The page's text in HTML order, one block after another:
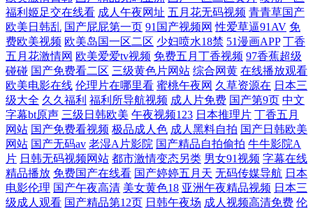
福利姬足交在线看 成人午夜网址 五月花无码视频 青青草国产
欧美日韩乱 国产屁屁第一页 91国产视频网 性爱草逼91AV 免
费欧美视频 欧美岛国一区二区 少妇喷水18禁 51漫画APP 丁香
五月花激情网 欧美爱爱tv视频 免费五月丁香视频 97香蕉超级
碰碰 国产免费看二区 三级黄色片网站 综合网黄 在线播放观看
欧美电影在线 伦理片在哪里看 蜜桃午夜网 久草资源在 日本三
级大全 久久福利 福利所导航视频 成人片免费 国产第9页 中文
字幕bt原声 三级日韩欧美 午夜视频123 日本推理片 丁香五月
网站 国产免费看视频 极品成人色 成人黑料自拍 国产日韩欧美
网站 国产无码av 老湿A片影院 国产精品自拍偷拍 牛牛影院A
片 日韩无码视频网站 都市激情变态另类 男女91视频 字幕在线
精品播放 免费国产在线看 国产婷婷五月天 无码传媒导航 日本
电影伦理 国产午夜高清 美女黄色18 亚洲午夜精品视频 日本三
级成人观看 国产精品第12页 日韩午夜场 成人视频高清免费 伦